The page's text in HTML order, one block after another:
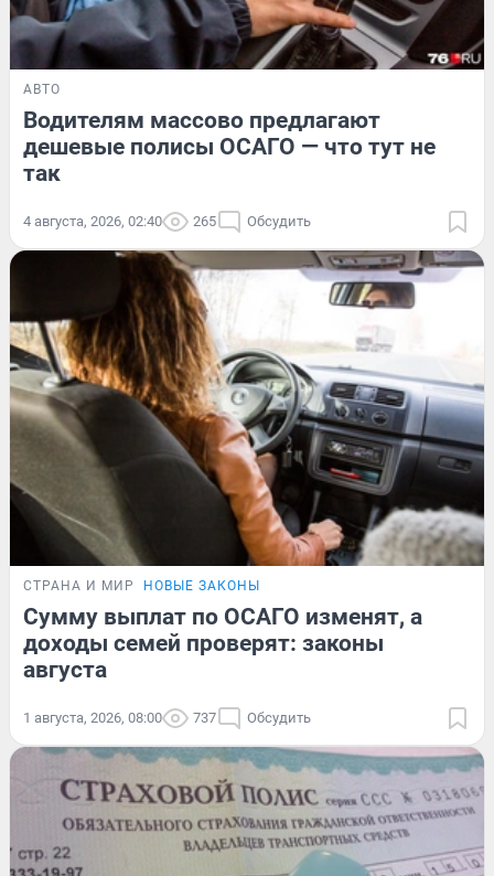
АВТО
Водителям массово предлагают
дешевые полисы ОСАГО — что тут не
так
4 августа, 2026, 02:40 265 Обсудить
СТРАНА И МИР НОВЫЕ ЗАКОНЫ
Сумму выплат по ОСАГО изменят, а
доходы семей проверят: законы
августа
1 августа, 2026, 08:00 737 Обсудить